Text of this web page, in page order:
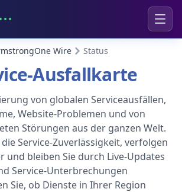
Wire Status
Ausfallkarte
von globalen Serviceausfällen,
Website-Problemen und von
Störungen aus der ganzen Welt.
Service-Zuverlässigkeit, verfolgen
und bleiben Sie durch Live-Updates
Service-Unterbrechungen
Sie, ob Dienste in Ihrer Region